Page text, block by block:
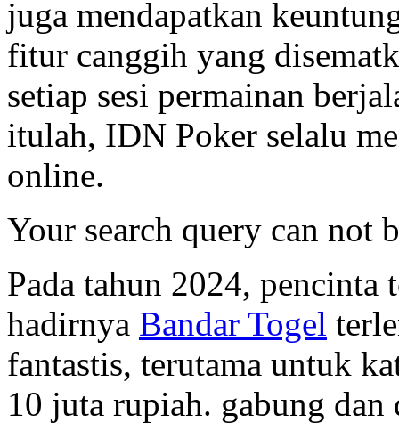
juga mendapatkan
fitur canggih yang
setiap sesi permainan
itulah, IDN Poker selalu
online.
Your search query can not
Pada tahun 2024, pencinta
hadirnya Bandar Togel
fantastis, terutama untuk
10 juta rupiah. gabung dan